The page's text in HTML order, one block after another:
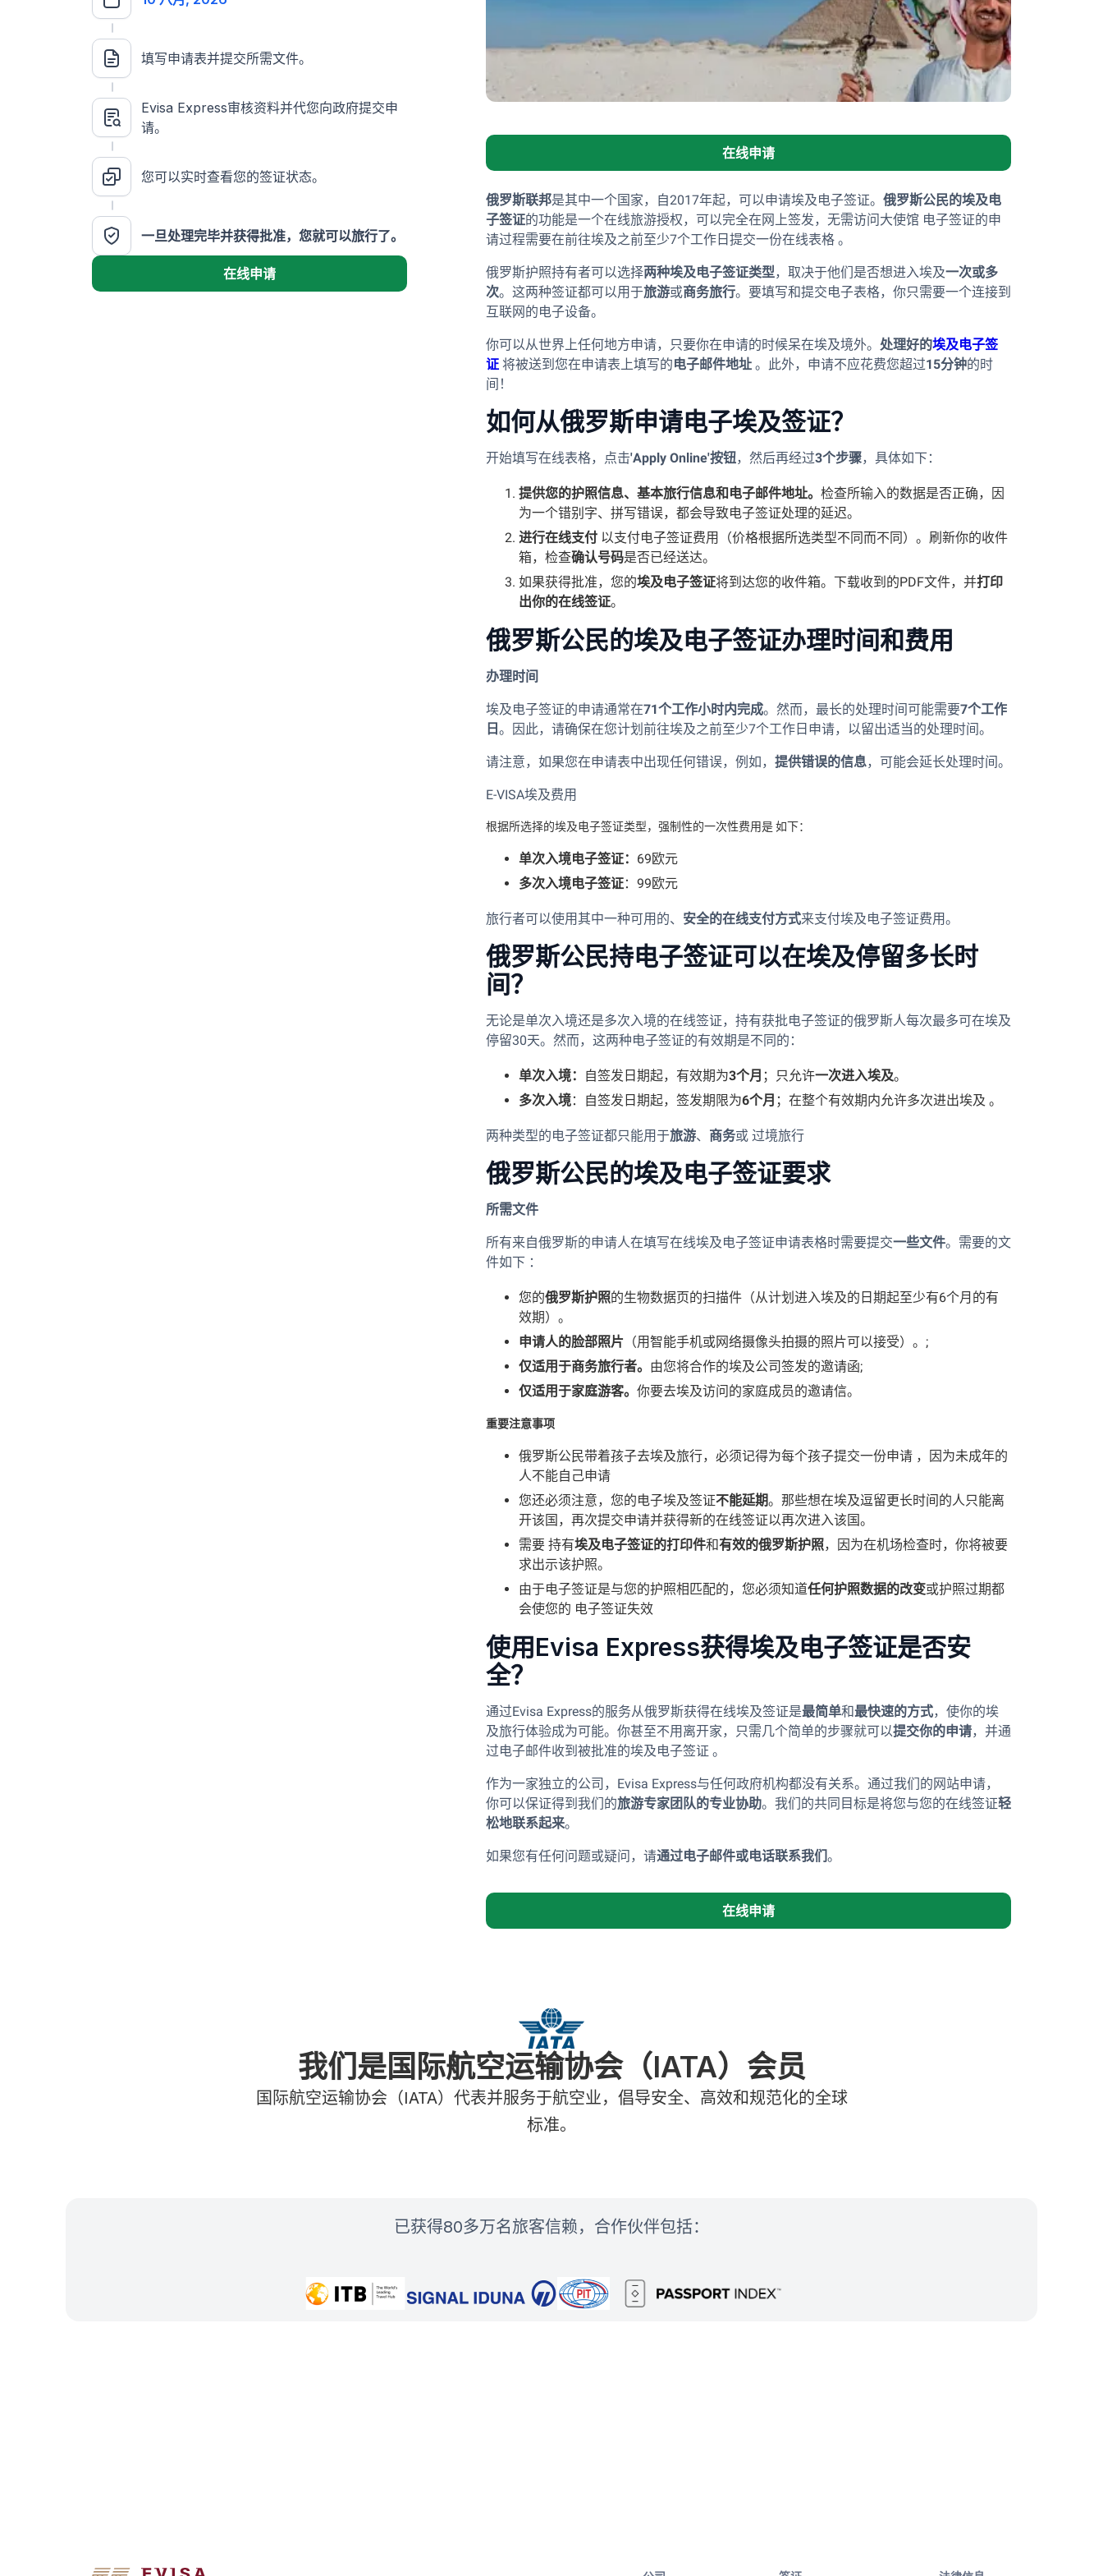
填写申请表并提交所需文件。
Evisa Express审核资料并代您向政府提交申
请。
您可以实时查看您的签证状态。
一旦处理完毕并获得批准，您就可以旅行了。
在线申请
在线申请
俄罗斯联邦是其中一个国家，自2017年起，可以申请埃及电子签证。 俄罗斯公民的埃及电
子签证的功能是一个在线旅游授权，可以完全在网上签发，无需访问大使馆 电子签证的申
请过程需要在前往埃及之前至少7个工作日提交一份在线表格 。
俄罗斯护照持有者可以选择两种埃及电子签证类型，取决于他们是否想进入埃及一次或多
次。这两种签证都可以用于旅游或商务旅行。要填写和提交电子表格，你只需要一个连接到
互联网的电子设备。
你可以从世界上任何地方申请，只要你在申请的时候呆在埃及境外。 处理好的埃及电子签
证 将被送到您在申请表上填写的电子邮件地址 。此外，申请不应花费您超过15分钟的时
间！
如何从俄罗斯申请电子埃及签证？
开始填写在线表格，点击'Apply Online'按钮，然后再经过3个步骤，具体如下：
提供您的护照信息、基本旅行信息和电子邮件地址。 检查所输入的数据是否正确，因
为一个错别字、拼写错误，都会导致电子签证处理的延迟。
进行在线支付 以支付电子签证费用（价格根据所选类型不同而不同）。刷新你的收件
箱，检查确认号码是否已经送达。
如果获得批准，您的埃及电子签证将到达您的收件箱。下载收到的PDF文件，并打印
出你的在线签证。
俄罗斯公民的埃及电子签证办理时间和费用
办理时间
埃及电子签证的申请通常在71个工作小时内完成。然而，最长的处理时间可能需要7个工作
日 。因此，请确保在您计划前往埃及之前至少7个工作日申请，以留出适当的处理时间。
请注意，如果您在申请表中出现任何错误，例如， 提供错误的信息，可能会延长处理时间。
E-VISA埃及费用
根据所选择的埃及电子签证类型，强制性的一次性费用是 如下：
单次入境电子签证： 69欧元
多次入境电子签证：99欧元
旅行者可以使用其中一种可用的、 安全的在线支付方式来支付埃及电子签证费用。
俄罗斯公民持电子签证可以在埃及停留多长时
间？
无论是单次入境还是多次入境的在线签证，持有获批电子签证的俄罗斯人每次最多可在埃及
停留30天。然而，这两种电子签证的有效期是不同的：
单次入境： 自签发日期起，有效期为3个月 ；只允许一次进入埃及。
多次入境：自签发日期起，签发期限为6个月 ；在整个有效期内允许多次进出埃及 。
两种类型的电子签证都只能用于旅游、 商务或 过境旅行
俄罗斯公民的埃及电子签证要求
所需文件
所有来自俄罗斯的申请人在填写在线埃及电子签证申请表格时需要提交一些文件。需要的文
件如下 ：
您的俄罗斯护照的生物数据页的扫描件（从计划进入埃及的日期起至少有6个月的有
效期）。
申请人的脸部照片 （用智能手机或网络摄像头拍摄的照片可以接受）。;
仅适用于商务旅行者。 由您将合作的埃及公司签发的邀请函;
仅适用于家庭游客。 你要去埃及访问的家庭成员的邀请信。
重要注意事项
俄罗斯公民带着孩子去埃及旅行，必须记得为每个孩子提交一份申请 ，因为未成年的
人不能自己申请
您还必须注意，您的电子埃及签证不能延期。那些想在埃及逗留更长时间的人只能离
开该国，再次提交申请并获得新的在线签证以再次进入该国。
需要 持有埃及电子签证的打印件和有效的俄罗斯护照，因为在机场检查时，你将被要
求出示该护照。
由于电子签证是与您的护照相匹配的，您必须知道任何护照数据的改变或护照过期都
会使您的 电子签证失效
使用Evisa Express获得埃及电子签证是否安
全？
通过Evisa Express的服务从俄罗斯获得在线埃及签证是最简单和最快速的方式，使你的埃
及旅行体验成为可能。你甚至不用离开家，只需几个简单的步骤就可以提交你的申请，并通
过电子邮件收到被批准的埃及电子签证 。
作为一家独立的公司，Evisa Express与任何政府机构都没有关系。通过我们的网站申请，
你可以保证得到我们的旅游专家团队的专业协助。我们的共同目标是将您与您的在线签证轻
松地联系起来。
如果您有任何问题或疑问，请通过电子邮件或电话联系我们。
在线申请
我们是国际航空运输协会（IATA）会员
国际航空运输协会（IATA）代表并服务于航空业，倡导安全、高效和规范化的全球
标准。
已获得80多万名旅客信赖，合作伙伴包括：